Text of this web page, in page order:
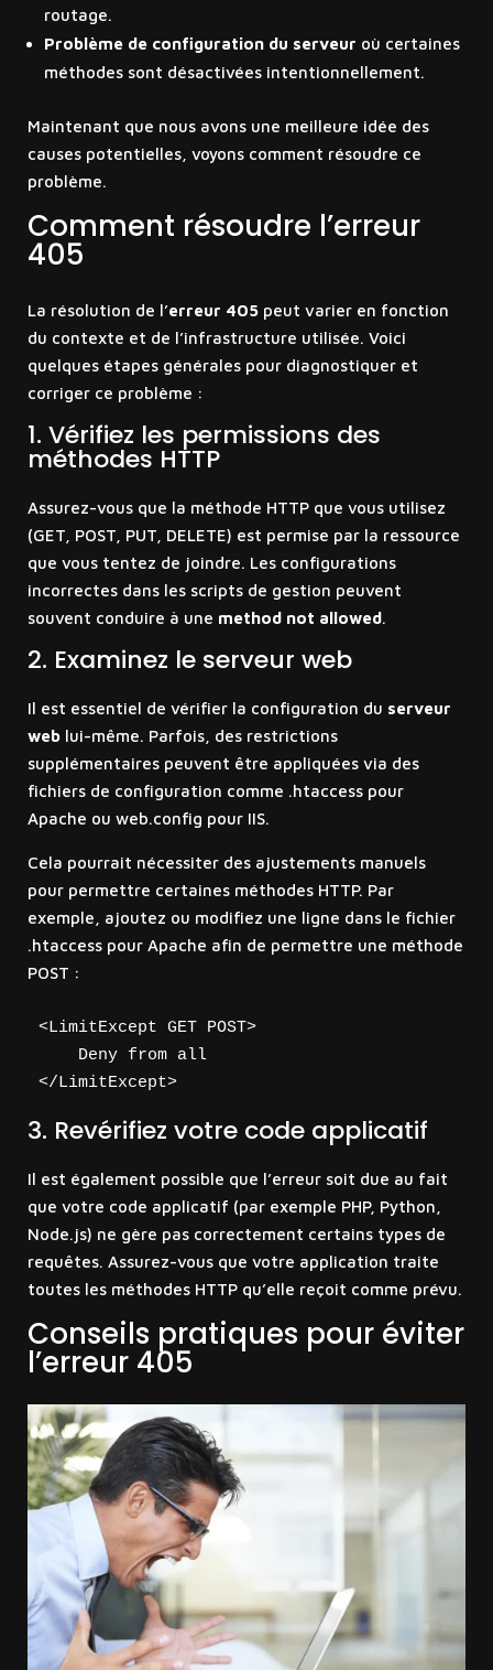
routage.
Problème de configuration du serveur où certaines
méthodes sont désactivées intentionnellement.
Maintenant que nous avons une meilleure idée des
causes potentielles, voyons comment résoudre ce
problème.
Comment résoudre l’erreur
405
La résolution de l’erreur 405peut varier en fonction
du contexte et de l’infrastructure utilisée. Voici
quelques étapes générales pour diagnostiquer et
corriger ce problème :
1. Vérifiez les permissions des
méthodes HTTP
Assurez-vous que la méthode HTTP que vous utilisez
(GET, POST, PUT, DELETE) est permise par la ressource
que vous tentez de joindre. Les configurations
incorrectes dans les scripts de gestion peuvent
souvent conduire à une method not allowed.
2. Examinez le serveur web
Il est essentiel de vérifier la configuration du serveur
weblui-même. Parfois, des restrictions
supplémentaires peuvent être appliquées via des
fichiers de configuration comme .htaccess pour
Apache ou web.config pour IIS.
Cela pourrait nécessiter des ajustements manuels
pour permettre certaines méthodes HTTP. Par
exemple, ajoutez ou modifiez une ligne dans le fichier
.htaccess pour Apache afin de permettre une méthode
POST :
<LimitExcept GET POST>
</LimitExcept>
3. Revérifiez votre code applicatif
Il est également possible que l’erreur soit due au fait
que votre code applicatif (par exemple PHP, Python,
Node.js) ne gère pas correctement certains types de
requêtes. Assurez-vous que votre application traite
toutes les méthodes HTTP qu’elle reçoit comme prévu.
Conseils pratiques pour éviter
l’erreur 405